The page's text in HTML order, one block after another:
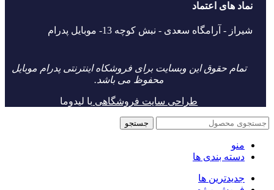
نماد های اعتماد
شیراز - آرامگاه سعدی - نبش کوچه 13- موبایل پدرام
تمام حقوق این وبسایت برای فروشکاه اینترنتی پدرام موبایل
محفوظ می باشد.
طراحی سایت فروشگاهی با لیدوما
جستجو
منو
دسته بندی ها
جدیدترین ها